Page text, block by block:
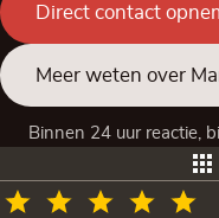
Direct contact
Meer weten over
Binnen 24 uur reactie,